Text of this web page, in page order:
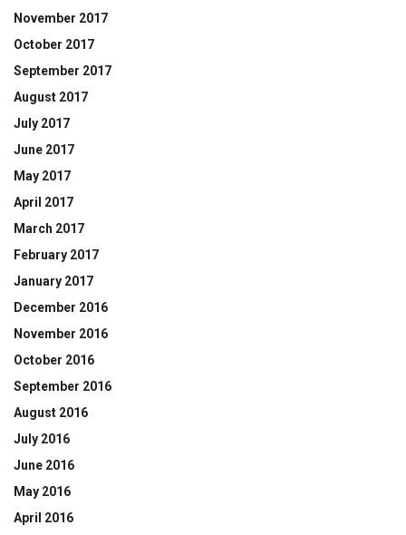
November 2017
October 2017
September 2017
August 2017
July 2017
June 2017
May 2017
April 2017
March 2017
February 2017
January 2017
December 2016
November 2016
October 2016
September 2016
August 2016
July 2016
June 2016
May 2016
April 2016